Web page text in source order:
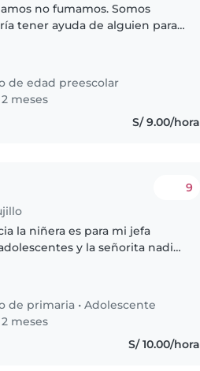
no fumamos. Somos
tener ayuda de alguien para
de edad preescolar
meses
S/ 9.00/hora
9
la niñera es para mi jefa
y la señorita nadie
de primaria •Adolescente
meses
S/ 10.00/hora